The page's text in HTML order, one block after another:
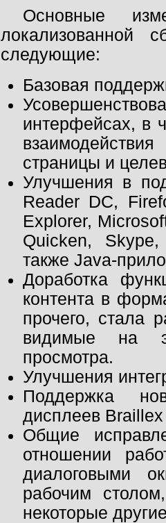
Основные
локализованной
следующие:
Базовая
интерфейсах, в
страницы и
Улучшения в
Reader DC,
Explorer,
Quicken,
также Java-
Доработка
контента в
прочего, стала
видимые на
просмотра.
Улучшения
Поддержка
дисплеев
Общие
отношении
диалоговыми
рабочим
некоторые